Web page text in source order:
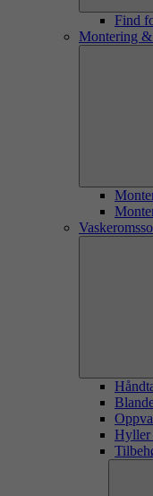
Find
Montering
Hyller